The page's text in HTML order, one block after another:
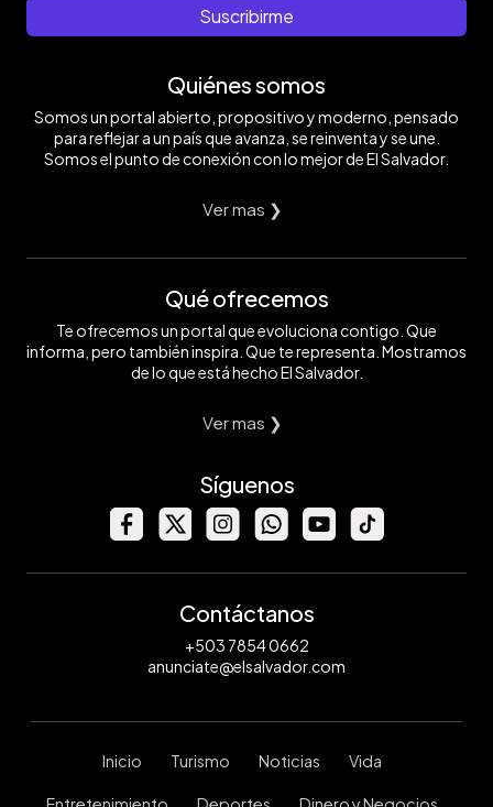
Suscribirme
Quiénes somos
Somos un portal abierto, propositivo y moderno, pensado
para reflejar a un país que avanza, se reinventa y se une.
Somos el punto de conexión con lo mejor de El Salvador.
Ver mas ❯
Qué ofrecemos
Te ofrecemos un portal que evoluciona contigo. Que
informa, pero también inspira. Que te representa. Mostramos
de lo que está hecho El Salvador.
Ver mas ❯
Síguenos
Contáctanos
+503 7854 0662
anunciate@elsalvador.com
Inicio Turismo Noticias Vida